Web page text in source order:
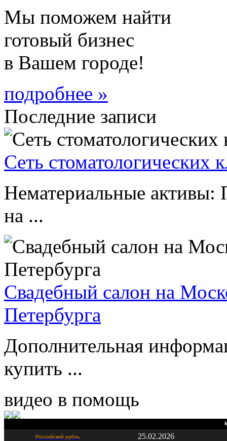
Мы поможем найти
готовый бизнес
в Вашем городе!
подробнее »
Последние записи
Сеть стоматологических
Нематериальные активы:
на ...
Свадебный салон на
Петербурга
Дополнительная
купить ...
видео в помощь
Российский рубль 25.02.2026